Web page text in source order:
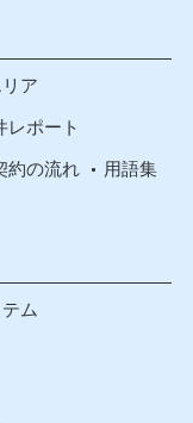
ア
レポート
約の流れ 用語集
ム